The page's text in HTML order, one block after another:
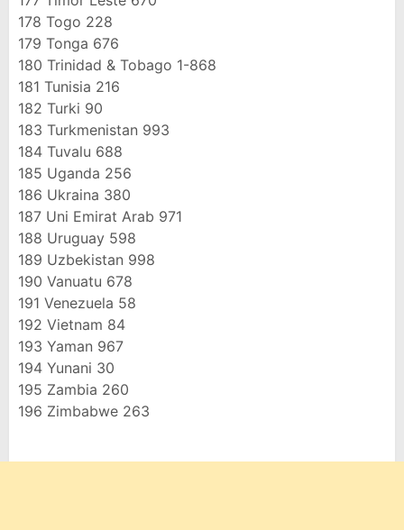
178 Togo 228
179 Tonga 676
180 Trinidad & Tobago 1-868
181 Tunisia 216
182 Turki 90
183 Turkmenistan 993
184 Tuvalu 688
185 Uganda 256
186 Ukraina 380
187 Uni Emirat Arab 971
188 Uruguay 598
189 Uzbekistan 998
190 Vanuatu 678
191 Venezuela 58
192 Vietnam 84
193 Yaman 967
194 Yunani 30
195 Zambia 260
196 Zimbabwe 263